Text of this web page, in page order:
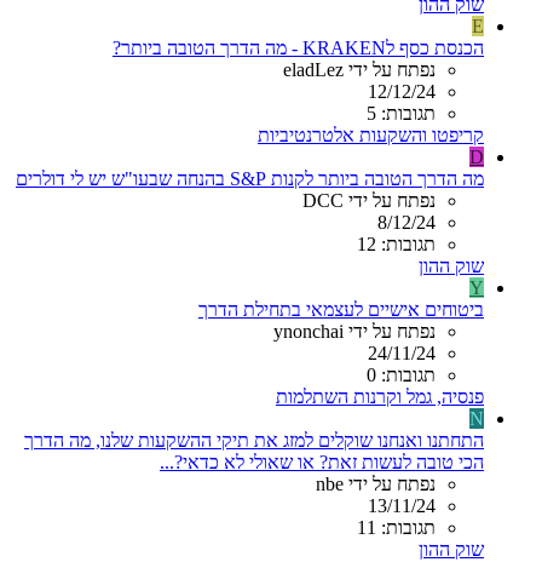
שוק ההון
E
הכנסת כסף לKRAKEN - מה הדרך הטובה ביותר?
נפתח על ידי eladLez
12/12/24
תגובות: 5
קריפטו והשקעות אלטרנטיביות
D
מה הדרך הטובה ביותר לקנות S&P בהנחה שבעו"ש יש לי דולרים
נפתח על ידי DCC
8/12/24
תגובות: 12
שוק ההון
Y
ביטוחים אישיים לעצמאי בתחילת הדרך
נפתח על ידי ynonchai
24/11/24
תגובות: 0
פנסיה, גמל וקרנות השתלמות
N
התחתנו ואנחנו שוקלים למזג את תיקי ההשקעות שלנו, מה הדרך
הכי טובה לעשות זאת? או שאולי לא כדאי?...
נפתח על ידי nbe
13/11/24
תגובות: 11
שוק ההון